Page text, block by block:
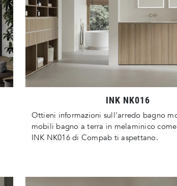
INK NK016
Ottieni informazioni sull'arredo bagno
mobili bagno a terra in melaminico
INK NK016 di Compab ti aspettano.